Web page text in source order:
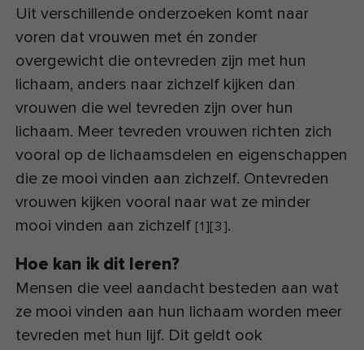
Uit verschillende onderzoeken komt naar
voren dat vrouwen met én zonder
overgewicht die ontevreden zijn met hun
lichaam, anders naar zichzelf kijken dan
vrouwen die wel tevreden zijn over hun
lichaam. Meer tevreden vrouwen richten zich
vooral op de lichaamsdelen en eigenschappen
die ze mooi vinden aan zichzelf. Ontevreden
vrouwen kijken vooral naar wat ze minder
mooi vinden aan zichzelf [1][3].
Hoe kan ik dit leren?
Mensen die veel aandacht besteden aan wat
ze mooi vinden aan hun lichaam worden meer
tevreden met hun lijf. Dit geldt ook